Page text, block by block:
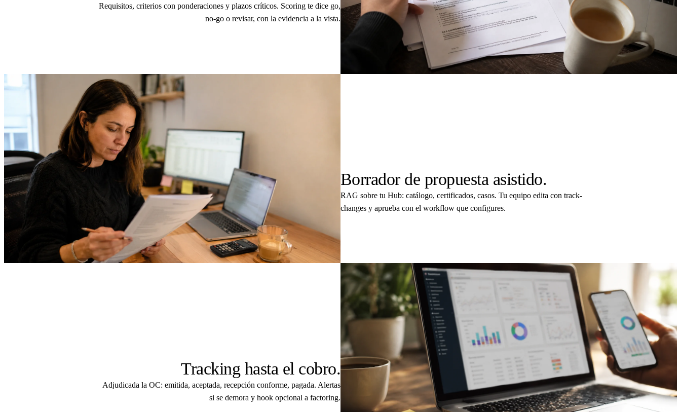
Requisitos, criterios con ponderaciones y plazos críticos. Scoring te dice go,
no-go o revisar, con la evidencia a la vista.
Borrador de propuesta asistido.
RAG sobre tu Hub: catálogo, certificados, casos. Tu equipo edita con track-
changes y aprueba con el workflow que configures.
Tracking hasta el cobro.
Adjudicada la OC: emitida, aceptada, recepción conforme, pagada. Alertas
si se demora y hook opcional a factoring.